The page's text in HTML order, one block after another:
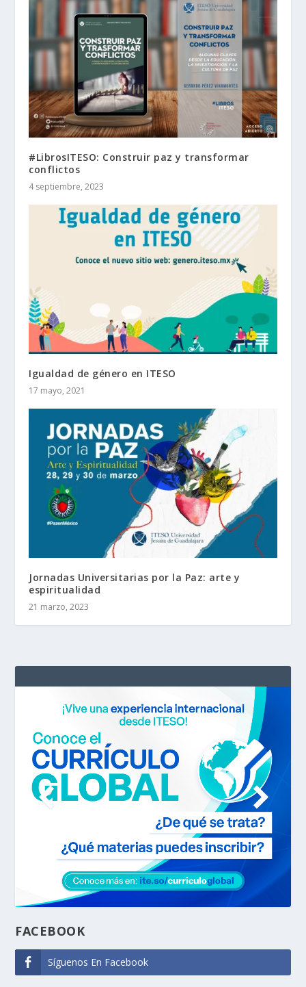
#LibrosITESO: Construir paz y transformar
conflictos
4 septiembre, 2023
Igualdad de género en ITESO
17 mayo, 2021
Jornadas Universitarias por la Paz: arte y
espiritualidad
21 marzo, 2023
FACEBOOK
Síguenos En Facebook